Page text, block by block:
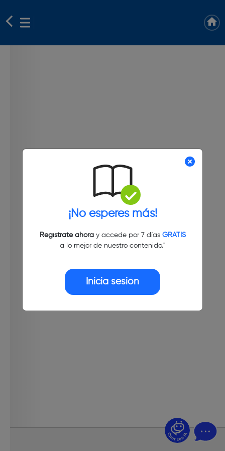
¡No esperes más!
Regístrate ahoray accede por 7 días GRATIS
a lo mejor de nuestro contenido."
Inicia sesión